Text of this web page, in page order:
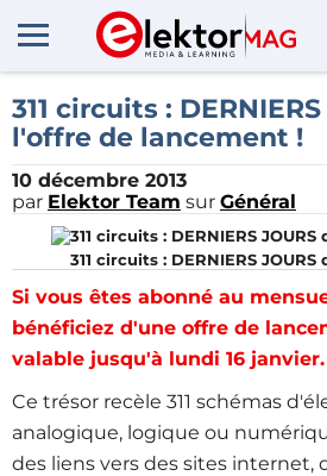
311 circuits :
l'offre de lancement !
10 décembre 2013
par Elektor Team sur Général
311 circuits : DERNIERS
Si vous êtes abonné au
bénéficiez d'une offre de
valable jusqu'à lundi 16 janvier.
Ce trésor recèle 311 schémas
analogique, logique ou
des liens vers des sites internet,